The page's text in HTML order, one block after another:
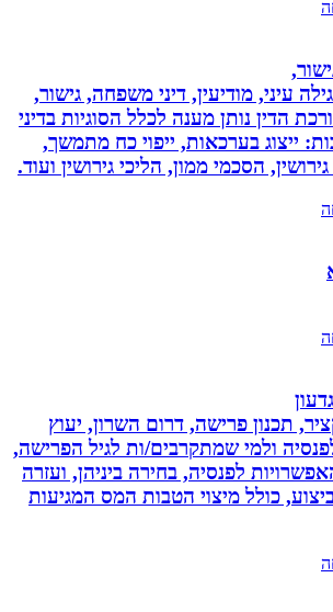
עיני, מודיעין, דיני משפחה, גישור,
נותן מענה לכלל הסוגיות בדיני
בערכאות, ייפוי כח מתמשך,
הסכמי ממון, הליכי גירושין ועוד.
פרישה, דרום השרון, יעוץ
ולמי שמתקרבים/ות לגיל הפרישה,
לפנסיה, בחירה ביניהן, ועזרה
כולל מיצוי הטבות המס המגיעות